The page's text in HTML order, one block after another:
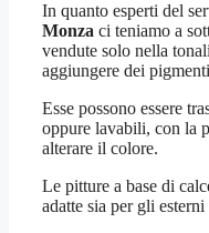
In quanto esperti del
Monza ci teniamo a
vendute solo nella
aggiungere dei
Esse possono essere
oppure lavabili, con la
alterare il colore.
Le pitture a base di
adatte sia per gli